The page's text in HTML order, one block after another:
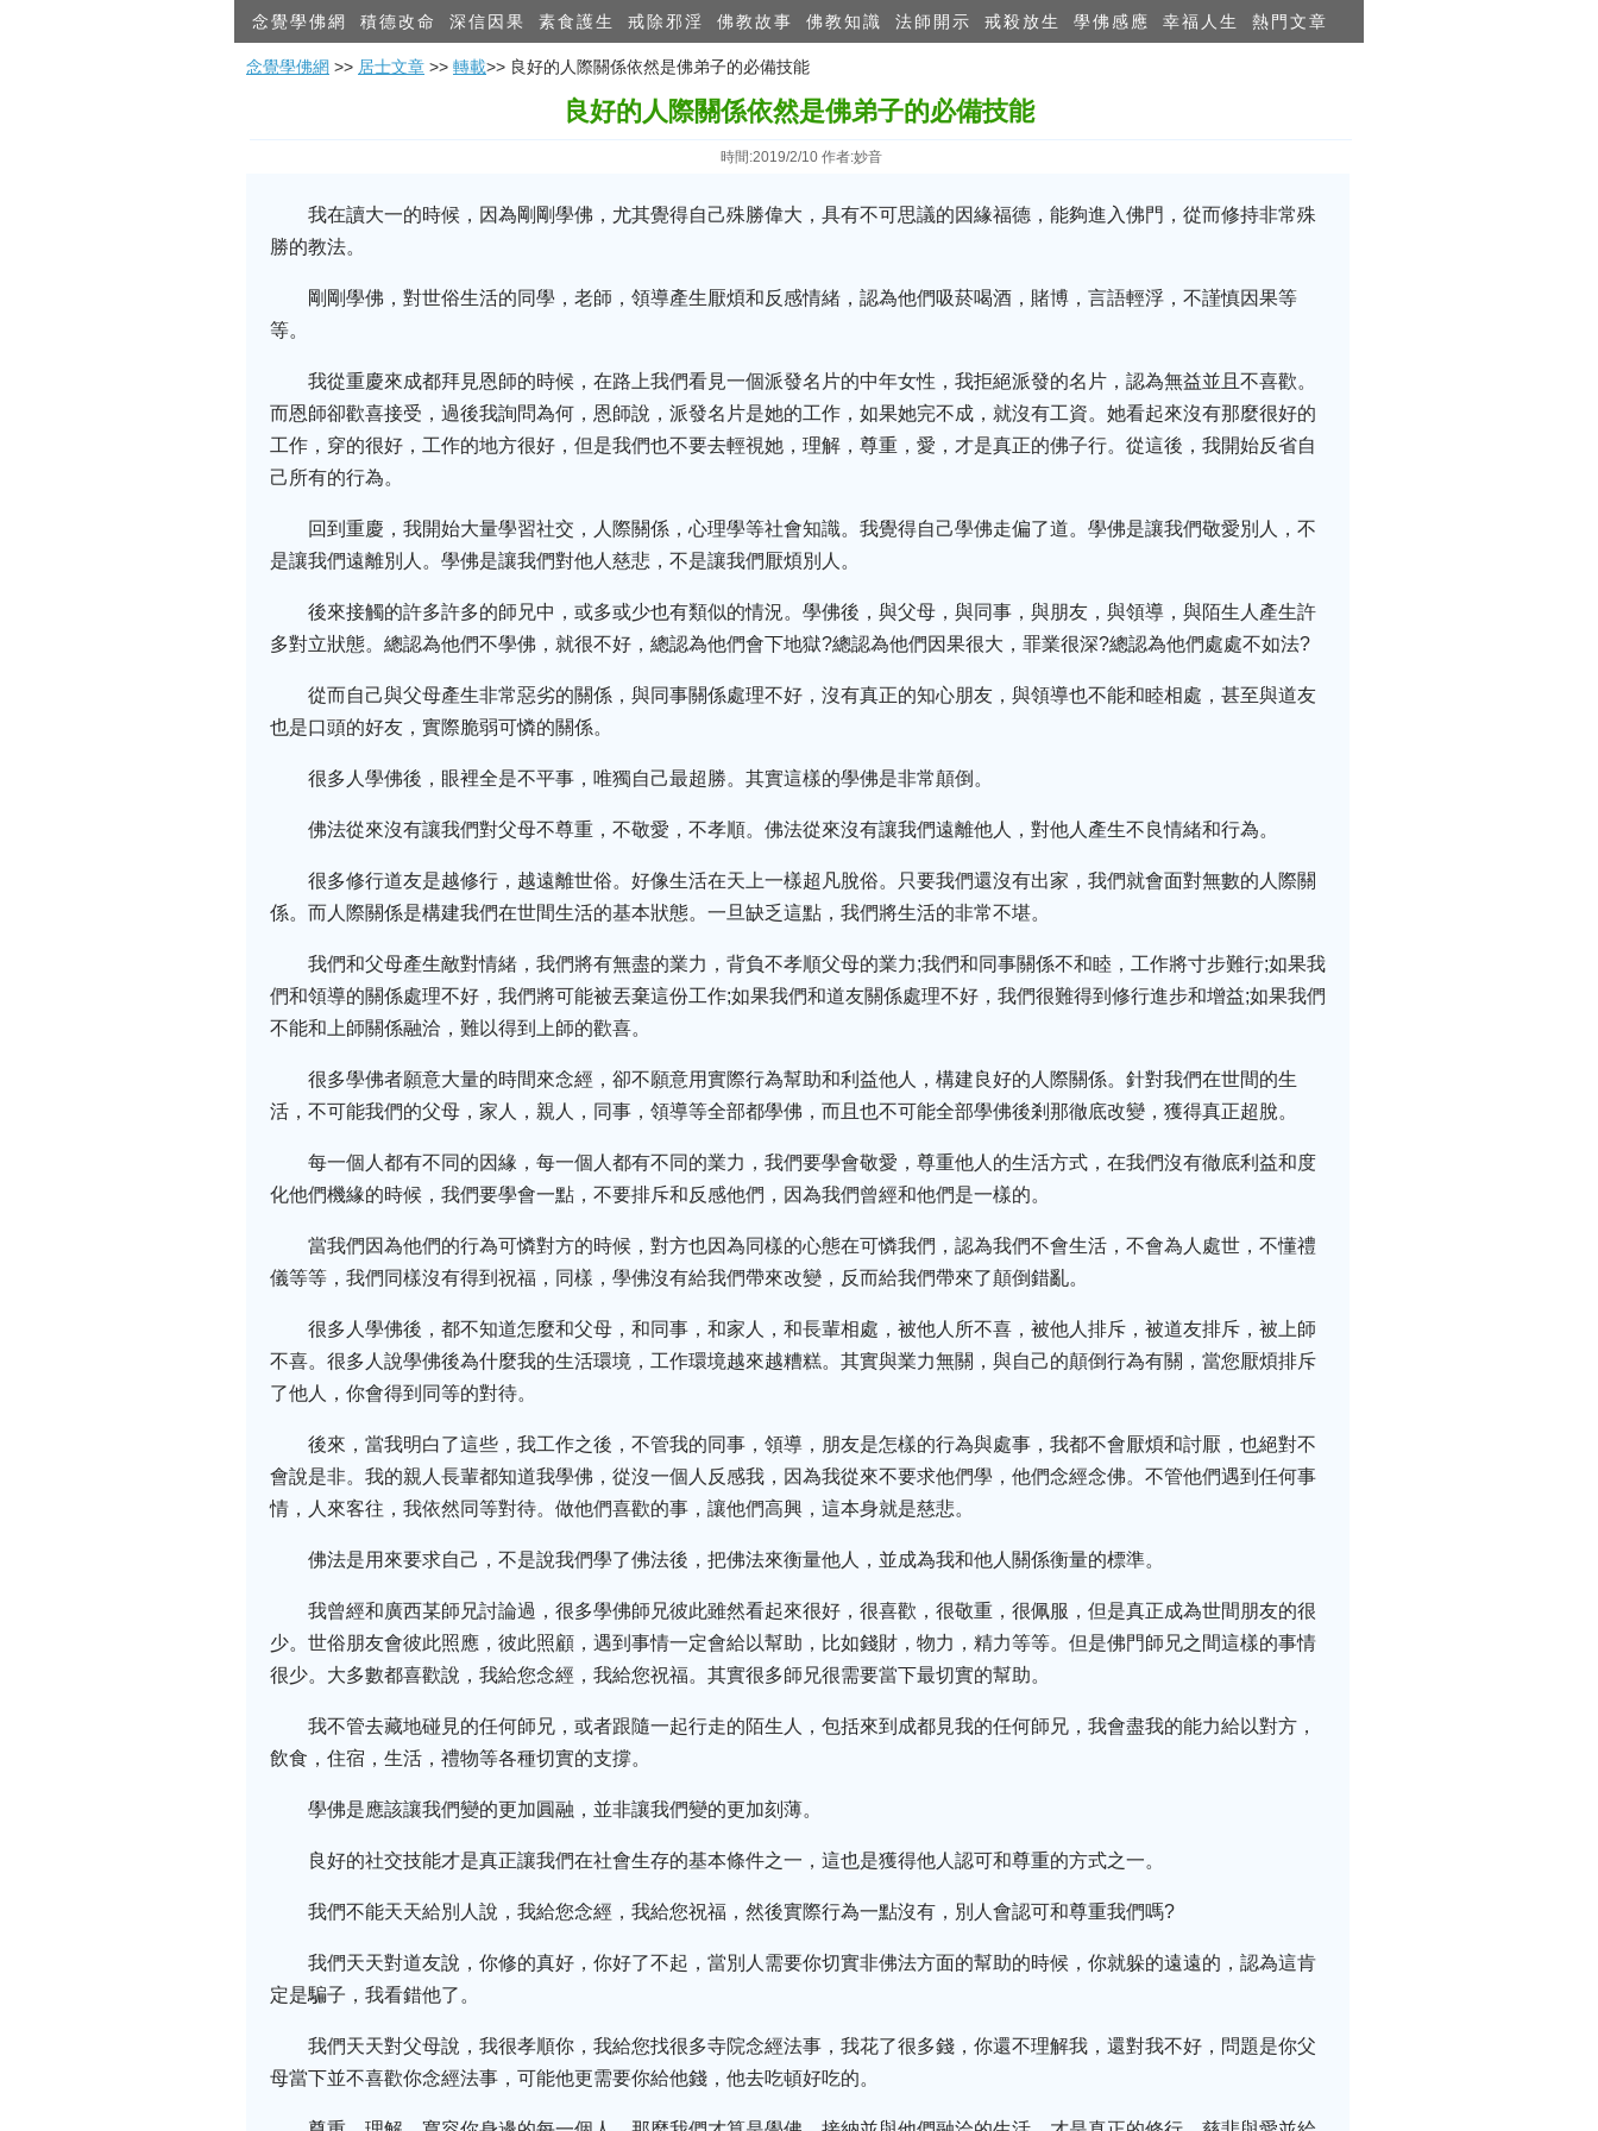
念覺學佛網 積德改命 深信因果 素食護生 戒除邪淫 佛教故事 佛教知識 法師開示 戒殺放生 學佛感應 幸福人生 熱門文章
念覺學佛網 >> 居士文章 >> 轉載>> 良好的人際關係依然是佛弟子的必備技能
良好的人際關係依然是佛弟子的必備技能
時間:2019/2/10 作者:妙音
我在讀大一的時候，因為剛剛學佛，尤其覺得自己殊勝偉大，具有不可思議的因緣福德，能夠進入佛門，從而修持非常殊
勝的教法。
剛剛學佛，對世俗生活的同學，老師，領導產生厭煩和反感情緒，認為他們吸菸喝酒，賭博，言語輕浮，不謹慎因果等
等。
我從重慶來成都拜見恩師的時候，在路上我們看見一個派發名片的中年女性，我拒絕派發的名片，認為無益並且不喜歡。
而恩師卻歡喜接受，過後我詢問為何，恩師說，派發名片是她的工作，如果她完不成，就沒有工資。她看起來沒有那麼很好的
工作，穿的很好，工作的地方很好，但是我們也不要去輕視她，理解，尊重，愛，才是真正的佛子行。從這後，我開始反省自
己所有的行為。
回到重慶，我開始大量學習社交，人際關係，心理學等社會知識。我覺得自己學佛走偏了道。學佛是讓我們敬愛別人，不
是讓我們遠離別人。學佛是讓我們對他人慈悲，不是讓我們厭煩別人。
後來接觸的許多許多的師兄中，或多或少也有類似的情況。學佛後，與父母，與同事，與朋友，與領導，與陌生人產生許
多對立狀態。總認為他們不學佛，就很不好，總認為他們會下地獄?總認為他們因果很大，罪業很深?總認為他們處處不如法?
從而自己與父母產生非常惡劣的關係，與同事關係處理不好，沒有真正的知心朋友，與領導也不能和睦相處，甚至與道友
也是口頭的好友，實際脆弱可憐的關係。
很多人學佛後，眼裡全是不平事，唯獨自己最超勝。其實這樣的學佛是非常顛倒。
佛法從來沒有讓我們對父母不尊重，不敬愛，不孝順。佛法從來沒有讓我們遠離他人，對他人產生不良情緒和行為。
很多修行道友是越修行，越遠離世俗。好像生活在天上一樣超凡脫俗。只要我們還沒有出家，我們就會面對無數的人際關
係。而人際關係是構建我們在世間生活的基本狀態。一旦缺乏這點，我們將生活的非常不堪。
我們和父母產生敵對情緒，我們將有無盡的業力，背負不孝順父母的業力;我們和同事關係不和睦，工作將寸步難行;如果我
們和領導的關係處理不好，我們將可能被丟棄這份工作;如果我們和道友關係處理不好，我們很難得到修行進步和增益;如果我們
不能和上師關係融洽，難以得到上師的歡喜。
很多學佛者願意大量的時間來念經，卻不願意用實際行為幫助和利益他人，構建良好的人際關係。針對我們在世間的生
活，不可能我們的父母，家人，親人，同事，領導等全部都學佛，而且也不可能全部學佛後剎那徹底改變，獲得真正超脫。
每一個人都有不同的因緣，每一個人都有不同的業力，我們要學會敬愛，尊重他人的生活方式，在我們沒有徹底利益和度
化他們機緣的時候，我們要學會一點，不要排斥和反感他們，因為我們曾經和他們是一樣的。
當我們因為他們的行為可憐對方的時候，對方也因為同樣的心態在可憐我們，認為我們不會生活，不會為人處世，不懂禮
儀等等，我們同樣沒有得到祝福，同樣，學佛沒有給我們帶來改變，反而給我們帶來了顛倒錯亂。
很多人學佛後，都不知道怎麼和父母，和同事，和家人，和長輩相處，被他人所不喜，被他人排斥，被道友排斥，被上師
不喜。很多人說學佛後為什麼我的生活環境，工作環境越來越糟糕。其實與業力無關，與自己的顛倒行為有關，當您厭煩排斥
了他人，你會得到同等的對待。
後來，當我明白了這些，我工作之後，不管我的同事，領導，朋友是怎樣的行為與處事，我都不會厭煩和討厭，也絕對不
會說是非。我的親人長輩都知道我學佛，從沒一個人反感我，因為我從來不要求他們學，他們念經念佛。不管他們遇到任何事
情，人來客往，我依然同等對待。做他們喜歡的事，讓他們高興，這本身就是慈悲。
佛法是用來要求自己，不是說我們學了佛法後，把佛法來衡量他人，並成為我和他人關係衡量的標準。
我曾經和廣西某師兄討論過，很多學佛師兄彼此雖然看起來很好，很喜歡，很敬重，很佩服，但是真正成為世間朋友的很
少。世俗朋友會彼此照應，彼此照顧，遇到事情一定會給以幫助，比如錢財，物力，精力等等。但是佛門師兄之間這樣的事情
很少。大多數都喜歡說，我給您念經，我給您祝福。其實很多師兄很需要當下最切實的幫助。
我不管去藏地碰見的任何師兄，或者跟隨一起行走的陌生人，包括來到成都見我的任何師兄，我會盡我的能力給以對方，
飲食，住宿，生活，禮物等各種切實的支撐。
學佛是應該讓我們變的更加圓融，並非讓我們變的更加刻薄。
良好的社交技能才是真正讓我們在社會生存的基本條件之一，這也是獲得他人認可和尊重的方式之一。
我們不能天天給別人說，我給您念經，我給您祝福，然後實際行為一點沒有，別人會認可和尊重我們嗎?
我們天天對道友說，你修的真好，你好了不起，當別人需要你切實非佛法方面的幫助的時候，你就躲的遠遠的，認為這肯
定是騙子，我看錯他了。
我們天天對父母說，我很孝順你，我給您找很多寺院念經法事，我花了很多錢，你還不理解我，還對我不好，問題是你父
母當下並不喜歡你念經法事，可能他更需要你給他錢，他去吃頓好吃的。